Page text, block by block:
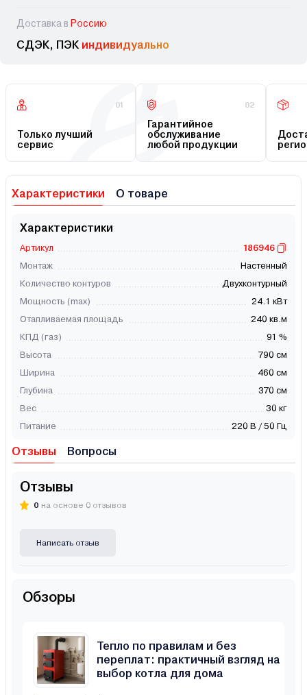
Доставка в Россию
СДЭК, ПЭК индивидуально
01
Только лучший
сервис
02
Гарантийное
обслуживание
любой продукции
Характеристики О товаре
Характеристики
Артикул
186946
Монтаж
Настенный
Количество контуров
Двухконтурный
Мощность (max)
24.1 кВт
Отапливаемая площадь
240 кв.м
КПД (газ)
91 %
Высота
790 см
Ширина
460 см
Глубина
370 см
Вес
30 кг
Питание
220 В / 50 Гц
Отзывы Вопросы
Отзывы
0 на основе 0 отзывов
Написать отзыв
Обзоры
Тепло по правилам и без
переплат: практичный взгляд на
выбор котла для дома